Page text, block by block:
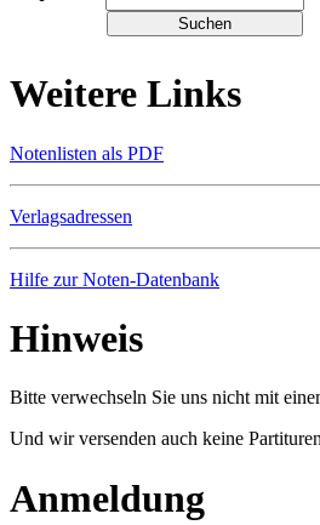
Weitere Links
Notenlisten als PDF
Verlagsadressen
Hilfe zur Noten-Datenbank
Hinweis
Bitte verwechseln Sie uns nicht mit
Und wir versenden auch keine
Anmeldung